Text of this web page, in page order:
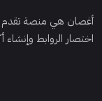
أغصان هي منصة
اختصار الروابط وإنشاء